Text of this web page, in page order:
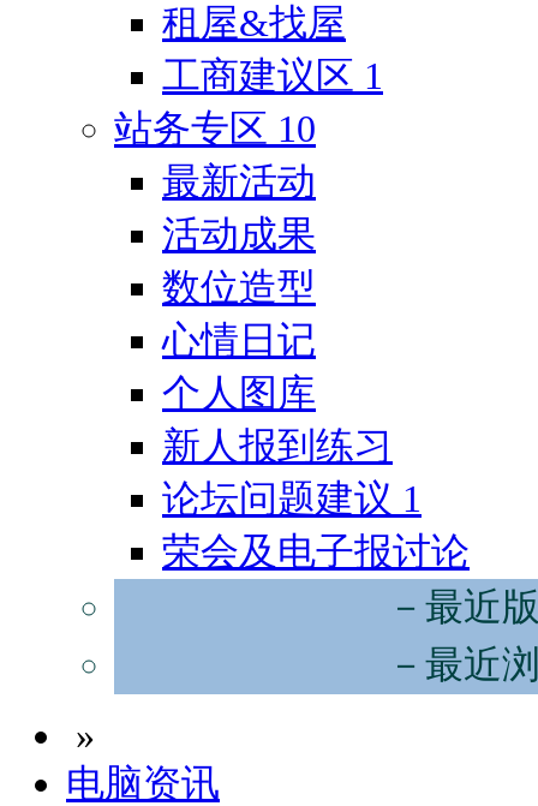
租屋&找屋
工商建议区 1
站务专区 10
最新活动
活动成果
数位造型
心情日记
个人图库
新人报到练习
论坛问题建议 1
荣会及电子报讨论
－最近
－最近
»
电脑资讯